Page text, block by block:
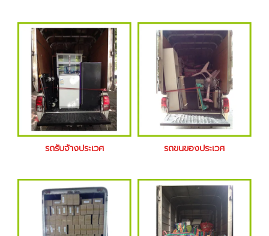
รถรับจ้างประเวศ รถขนของประเวศ